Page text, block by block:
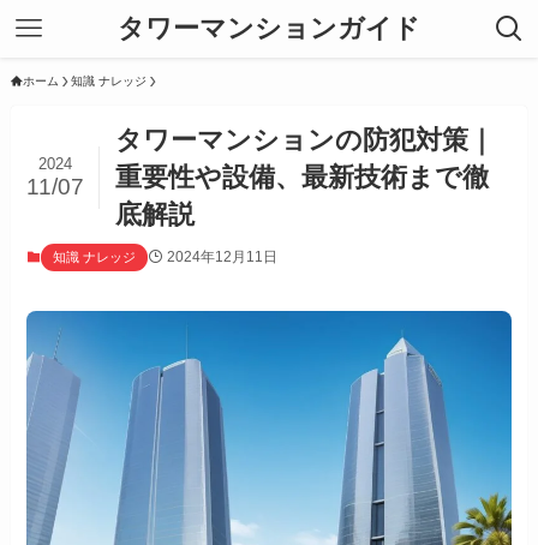
タワーマンションガイド
ホーム 知識 ナレッジ
タワーマンションの防犯対策｜
重要性や設備、最新技術まで徹
底解説
2024
11/07
知識 ナレッジ 2024年12月11日